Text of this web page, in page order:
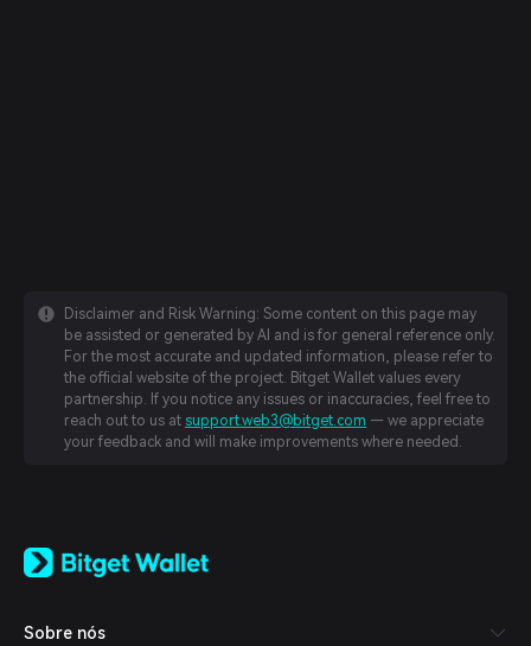
Disclaimer and Risk Warning: Some content on this page may
be assisted or generated by AI and is for general reference only.
For the most accurate and updated information, please refer to
the official website of the project. Bitget Wallet values every
partnership. If you notice any issues or inaccuracies, feel free to
reach out to us at support.web3@bitget.com — we appreciate
your feedback and will make improvements where needed.
日本語
Español (Latinoamérica)
Sobre nós